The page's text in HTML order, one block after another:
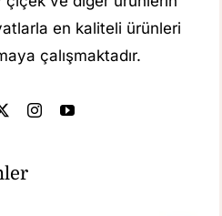
en kaliteli ürünleri
çalışmaktadır.